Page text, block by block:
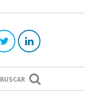
BUSCAR